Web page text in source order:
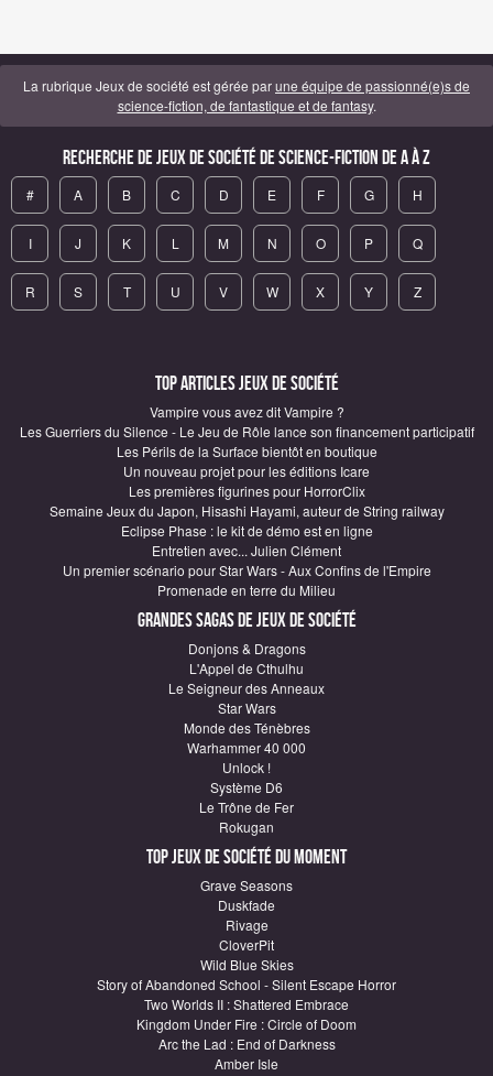
La rubrique Jeux de société est gérée parune équipe de passionné(e)s de
science-fiction, de fantastique et de fantasy.
Recherche de Jeux de société de science-fiction de A à Z
# A B C D E F G H
I J K L M N O P Q
R S T U V W X Y Z
Top articles Jeux de société
Vampire vous avez dit Vampire ?
Les Guerriers du Silence - Le Jeu de Rôle lance son financement participatif
Les Périls de la Surface bientôt en boutique
Un nouveau projet pour les éditions Icare
Les premières figurines pour HorrorClix
Semaine Jeux du Japon, Hisashi Hayami, auteur de String railway
Eclipse Phase : le kit de démo est en ligne
Entretien avec... Julien Clément
Un premier scénario pour Star Wars - Aux Confins de l'Empire
Promenade en terre du Milieu
Grandes sagas de Jeux de société
Donjons & Dragons
L'Appel de Cthulhu
Le Seigneur des Anneaux
Star Wars
Monde des Ténèbres
Warhammer 40 000
Unlock !
Système D6
Le Trône de Fer
Rokugan
Top Jeux de société du moment
Grave Seasons
Duskfade
Rivage
CloverPit
Wild Blue Skies
Story of Abandoned School - Silent Escape Horror
Two Worlds II : Shattered Embrace
Kingdom Under Fire : Circle of Doom
Arc the Lad : End of Darkness
Amber Isle